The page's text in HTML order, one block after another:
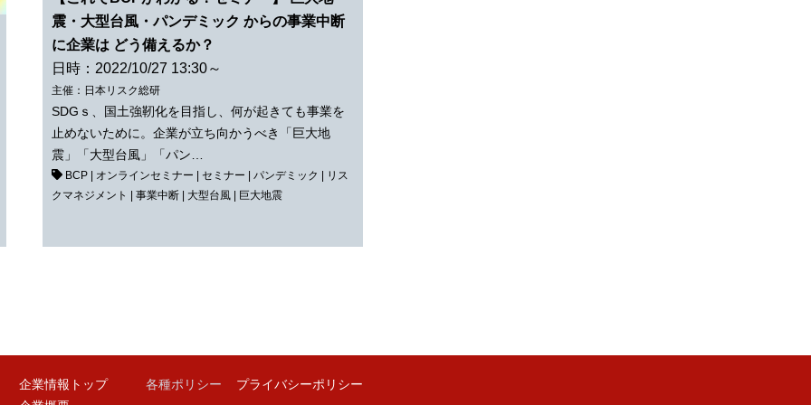
震・大型台風・パンデミック からの事業中断
に企業は どう備えるか？
日時：2022/10/27 13:30～
主催：日本リスク総研
SDGｓ、国土強靭化を目指し、何が起きても事業を
止めないために。企業が立ち向かうべき「巨大地
震」「大型台風」「パン…
BCP | オンラインセミナー |セミナー |パンデミック | リス
クマネジメント |事業中断 | 大型台風 | 巨大地震
企業情報トップ
各種ポリシー プライバシーポリシー